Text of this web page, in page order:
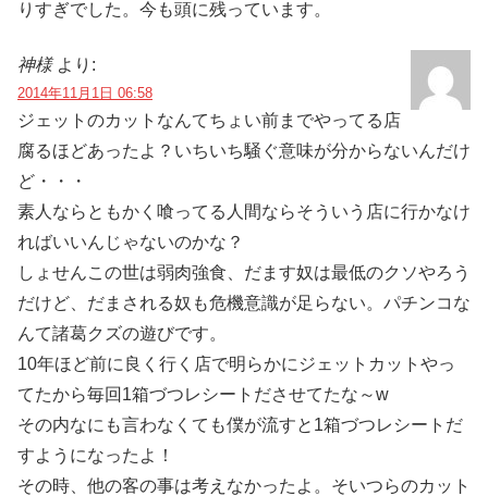
りすぎでした。今も頭に残っています。
神様 より:
2014年11月1日 06:58
ジェットのカットなんてちょい前までやってる店
腐るほどあったよ？いちいち騒ぐ意味が分からないんだけ
ど・・・
素人ならともかく喰ってる人間ならそういう店に行かなけ
ればいいんじゃないのかな？
しょせんこの世は弱肉強食、だます奴は最低のクソやろう
だけど、だまされる奴も危機意識が足らない。パチンコな
んて諸葛クズの遊びです。
10年ほど前に良く行く店で明らかにジェットカットやっ
てたから毎回1箱づつレシートださせてたな～w
その内なにも言わなくても僕が流すと1箱づつレシートだ
すようになったよ！
その時、他の客の事は考えなかったよ。そいつらのカット